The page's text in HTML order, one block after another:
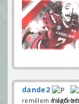
dande2
remélem